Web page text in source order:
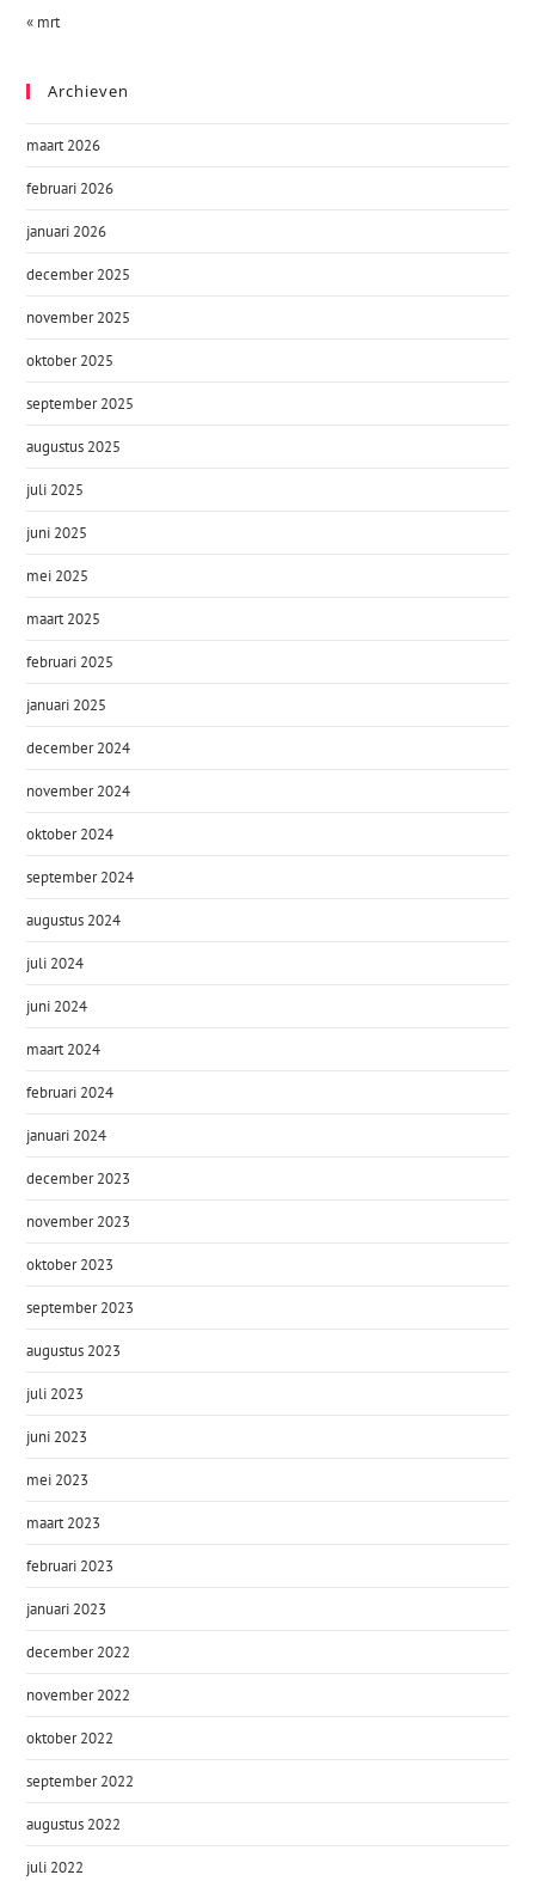
« mrt
Archieven
maart 2026
februari 2026
januari 2026
december 2025
november 2025
oktober 2025
september 2025
augustus 2025
juli 2025
juni 2025
mei 2025
maart 2025
februari 2025
januari 2025
december 2024
november 2024
oktober 2024
september 2024
augustus 2024
juli 2024
juni 2024
maart 2024
februari 2024
januari 2024
december 2023
november 2023
oktober 2023
september 2023
augustus 2023
juli 2023
juni 2023
mei 2023
maart 2023
februari 2023
januari 2023
december 2022
november 2022
oktober 2022
september 2022
augustus 2022
juli 2022